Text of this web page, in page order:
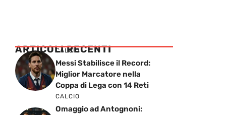
ARTICOLI RECENTI
CALCIO
Messi Stabilisce il Record:
Miglior Marcatore nella
Coppa di Lega con 14 Reti
CALCIO
Omaggio ad Antognoni: